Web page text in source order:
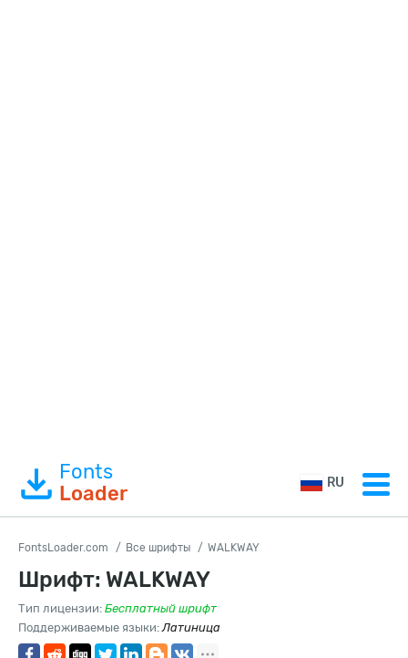
Fonts
Loader
RU
FontsLoader.com Все шрифты WALKWAY
Шрифт: WALKWAY
Тип лицензии: Бесплатный шрифт
Поддерживаемые языки:Латиница